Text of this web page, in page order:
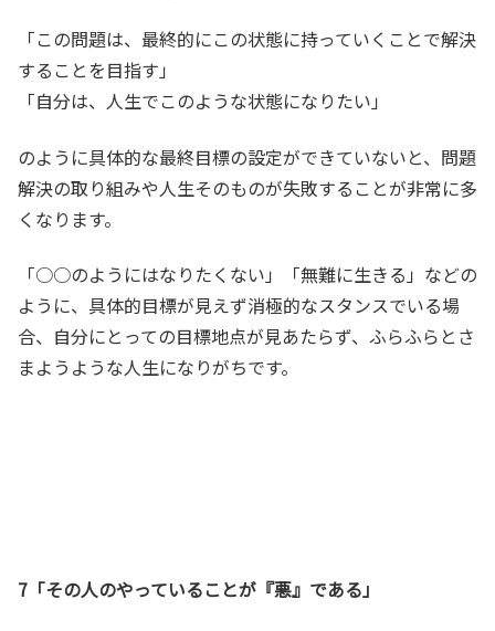
「この問題は、最終的にこの状態に持っていくことで解決
することを目指す」
「自分は、人生でこのような状態になりたい」
のように具体的な最終目標の設定ができていないと、問題
解決の取り組みや人生そのものが失敗することが非常に多
くなります。
「○○のようにはなりたくない」「無難に生きる」などの
ように、具体的目標が見えず消極的なスタンスでいる場
合、自分にとっての目標地点が見あたらず、 ふらふらとさ
まようような人生になりがちです。
7「その人のやっていることが『悪』である」